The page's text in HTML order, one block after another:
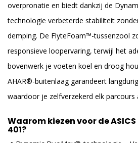
overpronatie en biedt dankzij de
technologie verbeterde stabiliteit
demping. De FlyteFoam™-tussenzool
responsieve loopervaring, terwijl het
bovenwerk je voeten koel en droog
AHAR®-buitenlaag garandeert
waardoor je zelfverzekerd elk parcours
Waarom kiezen voor de
401?